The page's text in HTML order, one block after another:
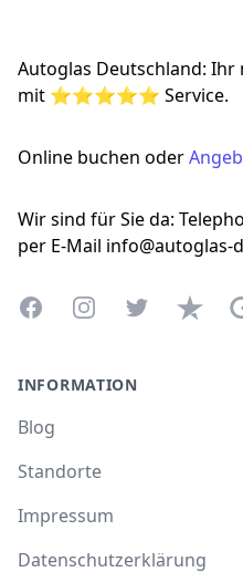
Autoglas Deutschland:
mit ⭐⭐⭐⭐⭐ Service.
Online buchen oder
Wir sind für Sie da:
per E-Mail info@autoglas-
FacebookInstagramTwitter
INFORMATION
Blog
Standorte
Impressum
Datenschutzerklärung